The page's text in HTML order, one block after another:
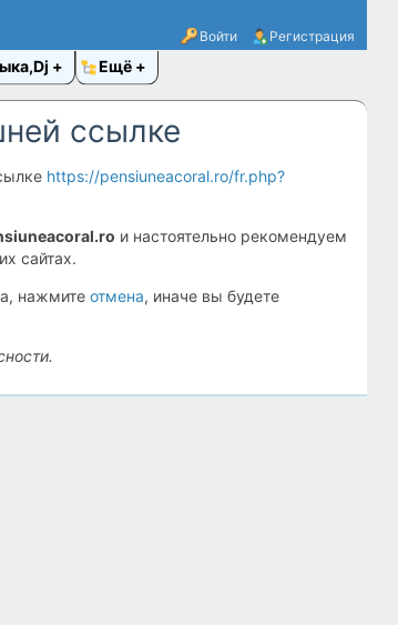
Войти Регистрация
Ещё
ссылке
https://pensiuneacoral.ro/fr.php?
и настоятельно рекомендуем
сайтах.
нажмите отмена, иначе вы будете